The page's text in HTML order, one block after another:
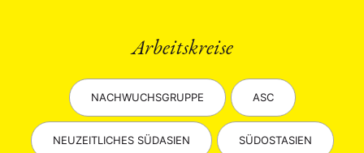
Arbeitskreise
NACHWUCHSGRUPPE ASC
NEUZEITLICHES SÜDASIEN SÜDOSTASIEN